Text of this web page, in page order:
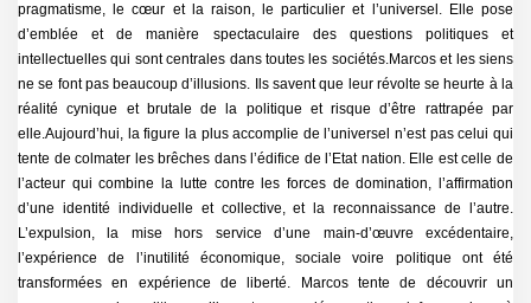
pragmatisme, le cœur et la raison, le particulier et l’universel. Elle pose
d’emblée et de manière spectaculaire des questions politiques et
intellectuelles qui sont centrales dans toutes les sociétés.Marcos et les siens
ne se font pas beaucoup d’illusions. Ils savent que leur révolte se heurte à la
réalité cynique et brutale de la politique et risque d’être rattrapée par
elle.Aujourd’hui, la figure la plus accomplie de l’universel n’est pas celui qui
tente de colmater les brêches dans l’édifice de l’Etat nation. Elle est celle de
l’acteur qui combine la lutte contre les forces de domination, l’affirmation
d’une identité individuelle et collective, et la reconnaissance de l’autre.
L’expulsion, la mise hors service d’une main-d’œuvre excédentaire,
l’expérience de l’inutilité économique, sociale voire politique ont été
transformées en expérience de liberté. Marcos tente de découvrir un